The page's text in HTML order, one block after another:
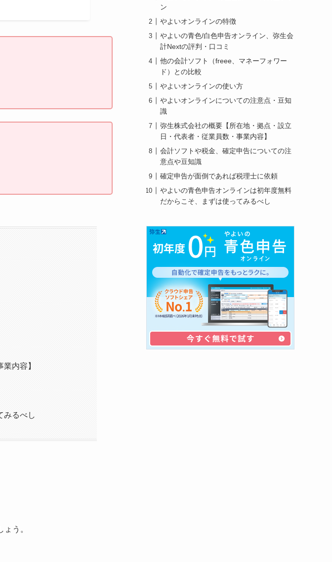
内容】
みるべし
う。
ン
やよいオンラインの特徴
やよいの青色/白色申告オンライン、弥生会
計Nextの評判・口コミ
他の会計ソフト（freee、マネーフォワー
ド）との比較
やよいオンラインの使い方
やよいオンラインについての注意点・豆知
識
弥生株式会社の概要【所在地・拠点・設立
日・代表者・従業員数・事業内容】
会計ソフトや税金、確定申告についての注
意点や豆知識
確定申告が面倒であれば税理士に依頼
やよいの青色申告オンラインは初年度無料
だからこそ、まずは使ってみるべし